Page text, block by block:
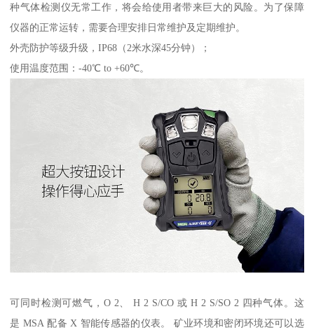
种气体检测仪无常工作，将会给使用者带来巨大的风险。为了保障
仪器的正常运转，需要合理安排日常维护及定期维护。
外壳防护等级升级，IP68（2米水深45分钟）；
使用温度范围：-40℃ to +60℃。
可同时检测可燃气，O 2、 H 2 S/CO 或 H 2 S/SO 2 四种气体。这
是 MSA 配备 X 智能传感器的仪表。 矿业环境和密闭环境还可以选